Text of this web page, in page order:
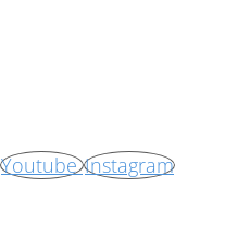
Youtube Instagram